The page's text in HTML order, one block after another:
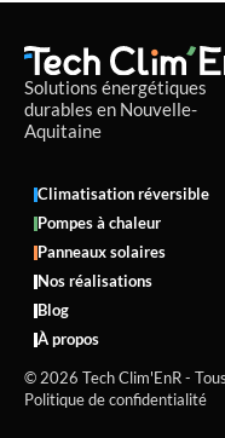
Solutions énergétiques
durables en Nouvelle-
Aquitaine
Climatisation réversible
Pompes à chaleur
Panneaux solaires
Nos réalisations
Blog
À propos
© 2026 Tech Clim'EnR -
Politique de confidentialité